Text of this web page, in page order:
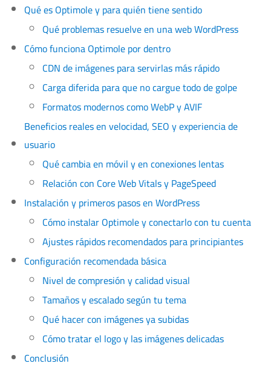
Qué es Optimole y para quién tiene sentido
Qué problemas resuelve en una web WordPress
Cómo funciona Optimole por dentro
CDN de imágenes para servirlas más rápido
Carga diferida para que no cargue todo de golpe
Formatos modernos como WebP y AVIF
Beneficios reales en velocidad, SEO y experiencia de
usuario
Qué cambia en móvil y en conexiones lentas
Relación con Core Web Vitals y PageSpeed
Instalación y primeros pasos en WordPress
Cómo instalar Optimole y conectarlo con tu cuenta
Ajustes rápidos recomendados para principiantes
Configuración recomendada básica
Nivel de compresión y calidad visual
Tamaños y escalado según tu tema
Qué hacer con imágenes ya subidas
Cómo tratar el logo y las imágenes delicadas
Conclusión